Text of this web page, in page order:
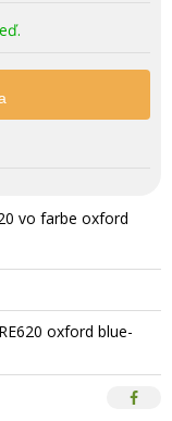
vo farbe oxford
oxford blue-